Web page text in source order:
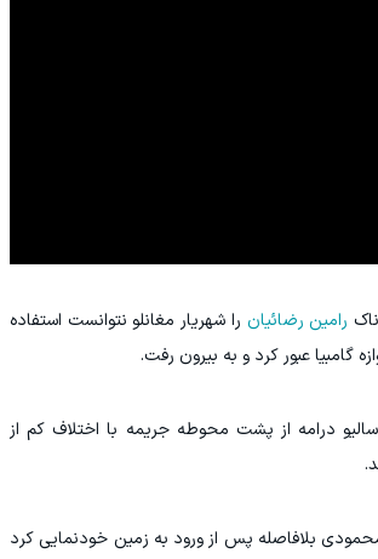
رامین رضائیان را شهریار مغانلو نتوانست استفاده
گامبیا عبور کرد و به بیرون رفت.
درامه از پشت محوطه جریمه با اختلاف کم از
بلافاصله پس از ورود به زمین خودنمایی کرد